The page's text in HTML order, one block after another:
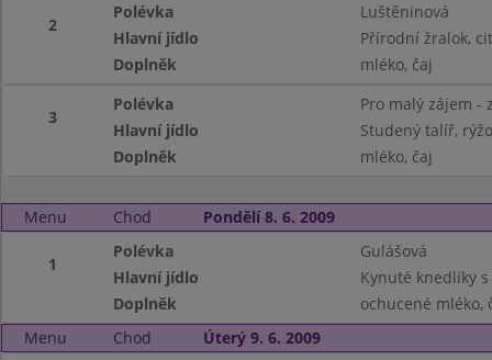
2
Polévka
Luštěninová
Hlavní jídlo
Přírodní žralok,
Doplněk
mléko, čaj
3
Polévka
Pro malý zájem -
Hlavní jídlo
Studený talíř,
Doplněk
mléko, čaj
Menu Chod Pondělí 8. 6. 2009
1
Polévka
Gulášová
Hlavní jídlo
Kynuté knedlíky
Doplněk
ochucené mléko,
Menu
Chod Úterý 9. 6. 2009